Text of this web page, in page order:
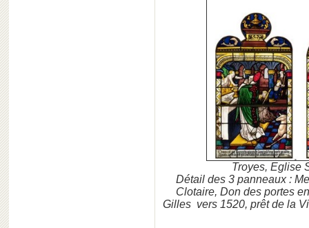
Troyes, Eglise
Détail des 3 panneaux :
Clotaire, Don des portes
Gilles vers 1520, prêt de la